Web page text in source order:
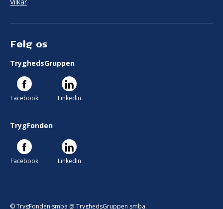
Følg os
TryghedsGruppen
Facebook LinkedIn
TrygFonden
Facebook LinkedIn
© TrygFonden smba @ TryghedsGruppen smba.